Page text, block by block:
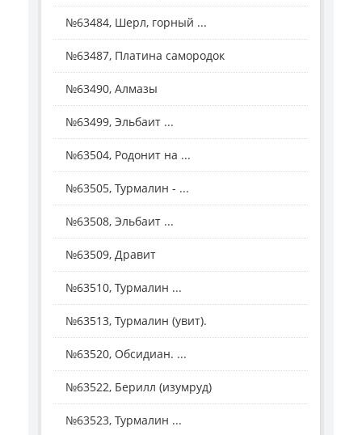
№63484, Шерл, горный ...
№63487, Платина самородок
№63490, Алмазы
№63499, Эльбаит ...
№63504, Родонит на ...
№63505, Турмалин - ...
№63508, Эльбаит ...
№63509, Дравит
№63510, Турмалин ...
№63513, Турмалин (увит).
№63520, Обсидиан. ...
№63522, Берилл (изумруд)
№63523, Турмалин ...